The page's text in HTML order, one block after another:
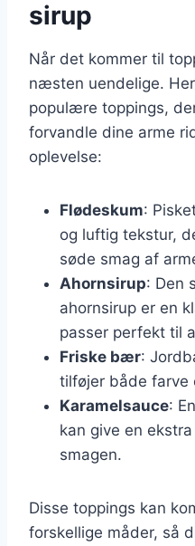
sirup
Når det kommer til
næsten uendelige.
populære toppings,
forvandle dine arme
oplevelse:
Flødeskum:
og luftig tekstur,
søde smag af
Ahornsirup: Den
ahornsirup er en
passer perfekt til
Friske bær:
tilføjer både farve
Karamelsauce:
kan give en
smagen.
Disse toppings kan
forskellige måder, så